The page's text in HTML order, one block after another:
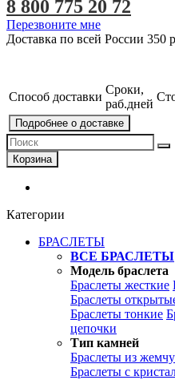
8 800 775 20 72
Перезвоните мне
Доставка по всей России 350
Способ доставки
Сроки,
раб.дней
Подробнее о доставке
Корзина
Категории
БРАСЛЕТЫ
ВСЕ БРАСЛЕТЫ
Модель браслета
Браслеты жесткие
Браслеты
Браслеты тонкие
цепочки
Тип камней
Браслеты из
Браслеты с